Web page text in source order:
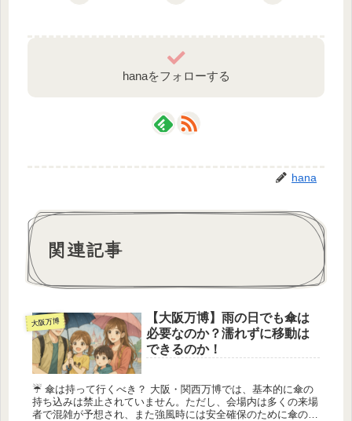
hanaをフォローする
hana
関連記事
大阪万博
【大阪万博】雨の日でも傘は
必要なのか？濡れずに移動は
できるのか！
☔ 傘は持って行くべき？ 大阪・関西万博では、基本的に傘の
持ち込みは禁止されていません。ただし、会場内は多くの来場
者で混雑が予想され、また強風時には安全確保のために傘の使